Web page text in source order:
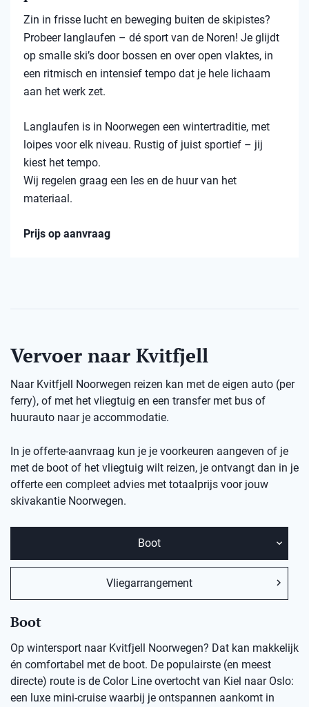
Zin in frisse lucht en beweging buiten de skipistes?
Probeer langlaufen – dé sport van de Noren! Je glijdt
op smalle ski’s door bossen en over open vlaktes, in
een ritmisch en intensief tempo dat je hele lichaam
aan het werk zet.
Langlaufen is in Noorwegen een wintertraditie, met
loipes voor elk niveau. Rustig of juist sportief – jij
kiest het tempo.
Wij regelen graag een les en de huur van het
materiaal.
Prijs op aanvraag
Vervoer naar Kvitfjell
Naar Kvitfjell Noorwegen reizen kan met de eigen auto (per
ferry), of met het vliegtuig en een transfer met bus of
huurauto naar je accommodatie.
In je offerte-aanvraag kun je je voorkeuren aangeven of je
met de boot of het vliegtuig wilt reizen, je ontvangt dan in je
offerte een compleet advies met totaalprijs voor jouw
skivakantie Noorwegen.
Boot
Vliegarrangement
Boot
Op wintersport naar Kvitfjell Noorwegen? Dat kan makkelijk
én comfortabel met de boot. De populairste (en meest
directe) route is de Color Line overtocht van Kiel naar Oslo:
een luxe mini-cruise waarbij je ontspannen aankomt in